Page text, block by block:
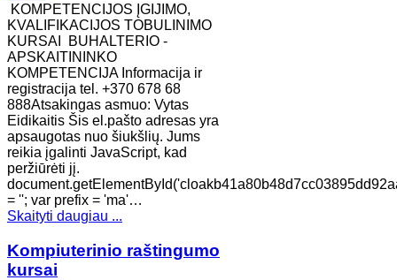
KOMPETENCIJOS ĮGIJIMO,
KVALIFIKACIJOS TOBULINIMO
KURSAI BUHALTERIO -
APSKAITININKO
KOMPETENCIJA Informacija ir
registracija tel. +370 678 68
888Atsakingas asmuo: Vytas
Eidikaitis Šis el.pašto adresas yra
apsaugotas nuo šiukšlių. Jums
reikia įgalinti JavaScript, kad
peržiūrėti jį.
= ''; var prefix = 'ma'…
Skaityti daugiau ...
Kompiuterinio raštingumo
kursai